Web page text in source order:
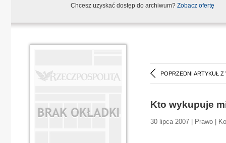
Chcesz uzyskać dostęp do archiwum? Zobacz ofertę
POPRZEDNI ARTYKUŁ Z
Kto wykupuje
30 lipca 2007 | Prawo |